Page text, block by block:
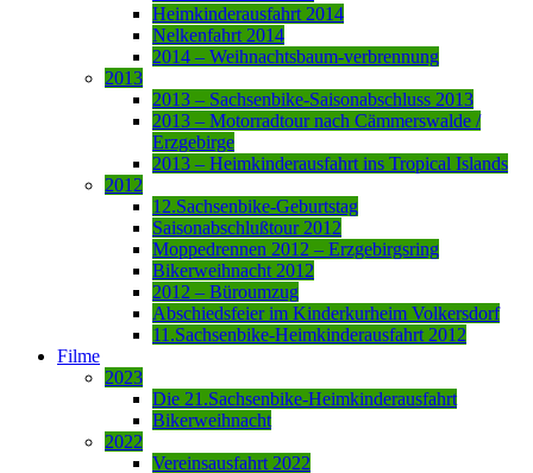
Heimkinderausfahrt 2014
Nelkenfahrt 2014
2014 – Weihnachtsbaum-verbrennung
2013
2013 – Sachsenbike-Saisonabschluss 2013
2013 – Motorradtour nach Cämmerswalde /
Erzgebirge
2013 – Heimkinderausfahrt ins Tropical Islands
2012
12.Sachsenbike-Geburtstag
Saisonabschlußtour 2012
Moppedrennen 2012 – Erzgebirgsring
Bikerweihnacht 2012
2012 – Büroumzug
Abschiedsfeier im Kinderkurheim Volkersdorf
11.Sachsenbike-Heimkinderausfahrt 2012
Filme
2023
Die 21.Sachsenbike-Heimkinderausfahrt
Bikerweihnacht
2022
Vereinsausfahrt 2022